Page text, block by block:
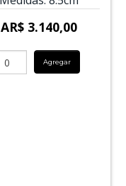
AR$ 3.140,00
Agregar